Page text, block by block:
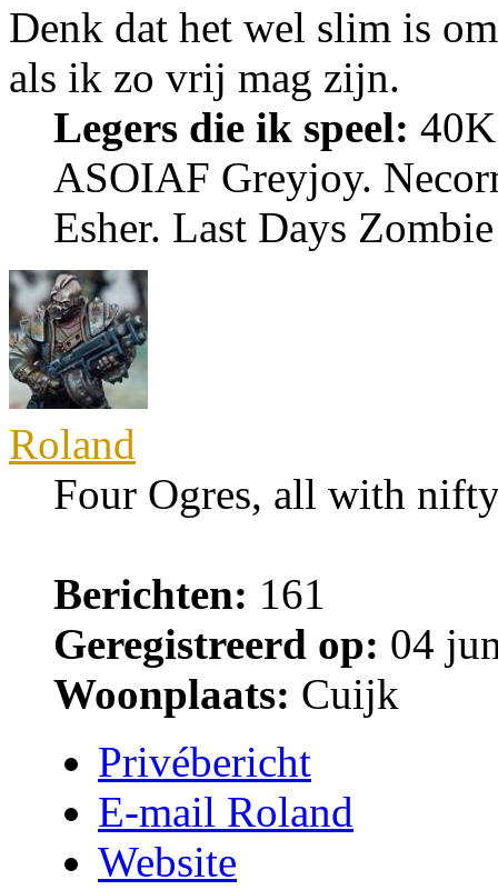
Denk dat het wel slim is
als ik zo vrij mag zijn.
Legers die ik speel:
ASOIAF Greyjoy.
Esher. Last Days
Roland
Four Ogres, all with
Berichten: 161
Geregistreerd op: 04
Woonplaats: Cuijk
Privébericht
E-mail Roland
Website